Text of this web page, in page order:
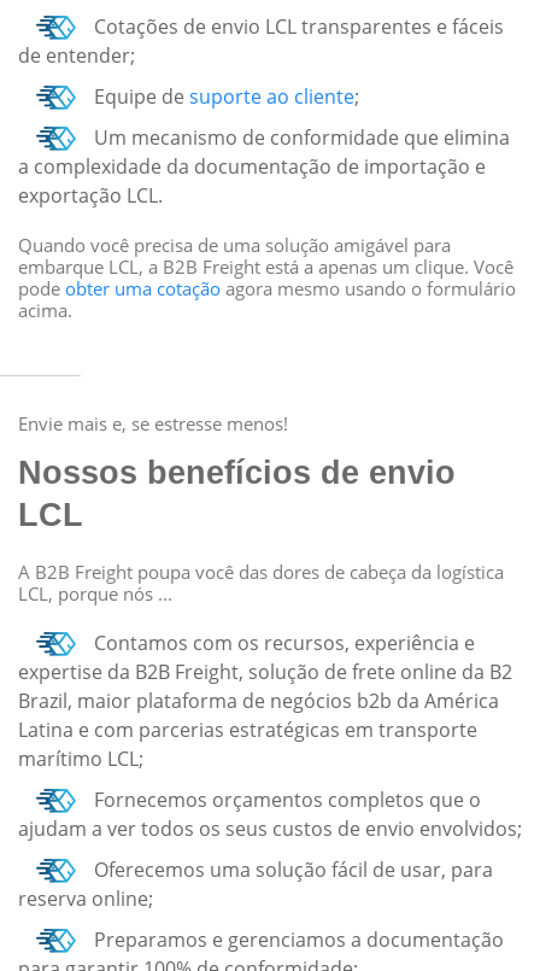
Cotações de envio LCL transparentes e fáceis
de entender;
Equipe de suporte ao cliente;
Um mecanismo de conformidade que elimina
a complexidade da documentação de importação e
exportação LCL.
Quando você precisa de uma solução amigável para
embarque LCL, a B2B Freight está a apenas um clique. Você
pode obter uma cotação agora mesmo usando o formulário
acima.
Envie mais e, se estresse menos!
Nossos benefícios de envio
LCL
A B2B Freight poupa você das dores de cabeça da logística
LCL, porque nós ...
Contamos com os recursos, experiência e
expertise da B2B Freight, solução de frete online da B2
Brazil, maior plataforma de negócios b2b da América
Latina e com parcerias estratégicas em transporte
marítimo LCL;
Fornecemos orçamentos completos que o
ajudam a ver todos os seus custos de envio envolvidos;
Oferecemos uma solução fácil de usar, para
reserva online;
Preparamos e gerenciamos a documentação